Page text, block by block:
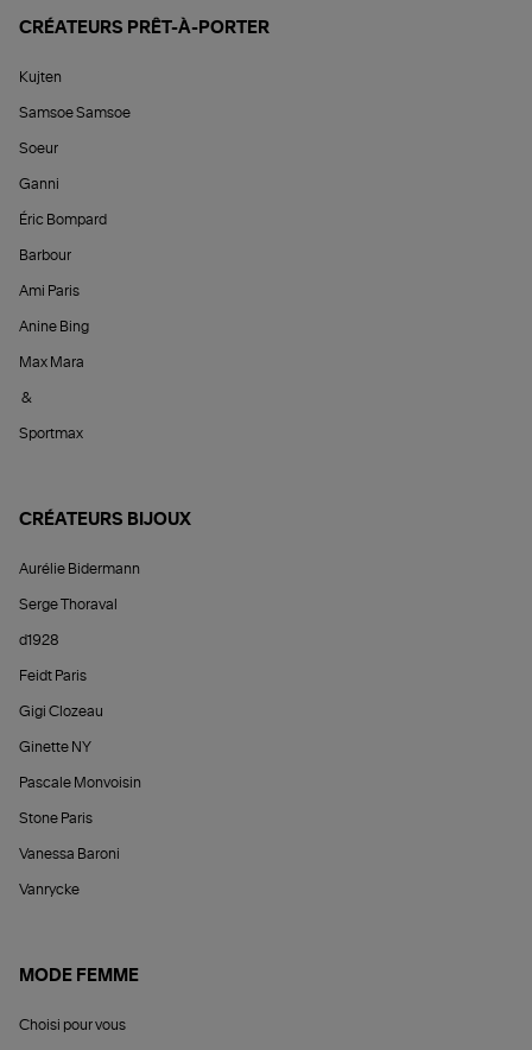
CRÉATEURS PRÊT-À-PORTER
Kujten
Samsoe Samsoe
Soeur
Ganni
Éric Bompard
Barbour
Ami Paris
Anine Bing
Max Mara
&
Sportmax
CRÉATEURS BIJOUX
Aurélie Bidermann
Serge Thoraval
d1928
Feidt Paris
Gigi Clozeau
Ginette NY
Pascale Monvoisin
Stone Paris
Vanessa Baroni
Vanrycke
MODE FEMME
Choisi pour vous